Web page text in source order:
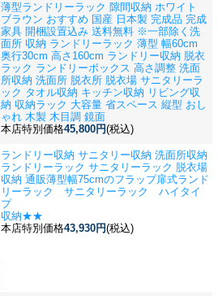
薄型ランドリーラック 隙間収納 ホワイト
ブラウン おすすめ 国産 日本製 完成品 完成
家具 開梱設置込み 送料無料 ※一部除く 洗
面所 収納 ランドリーラック 薄型 幅60cm
奥行30cm 高さ160cm ランドリー収納 脱衣
ラック ランドリーボックス 高さ調整 洗面
所収納 洗面所 脱衣所 脱衣場 サニタリーラ
ック タオル収納 キッチン収納 リビング収
納 収納ラック 大容量 省スペース 縦型 おし
ゃれ 木製 木目調 鏡面
本店特別価格45,800円(税込)
ランドリー収納 サニタリー収納 洗面所収納
ランドリーラック サニタリーラック 脱衣場
収納 通販薄型幅75cmのフラップ扉式ランド
リーラック サニタリーラック ハイタイ
プ
収納★★
本店特別価格43,930円(税込)